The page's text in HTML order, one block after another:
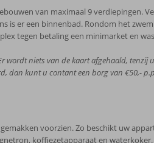
van maximaal 9 verdiepingen.
er een binnenbad. Rondom het
tegen betaling een minimarket en
wordt niets van de kaart afgehaald,
dan kunt u contant een borg van €50,-
voorzien. Zo beschikt uw
koffiezetapparaat en